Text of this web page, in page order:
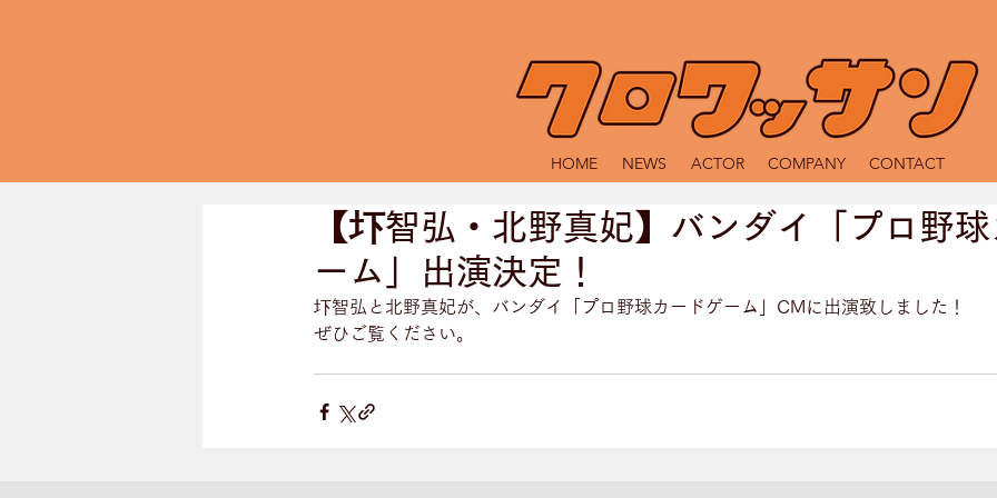
HOME NEWS ACTOR COMPANY CONTACT
【圷智弘・北野真妃】バンダイ「プロ野
ーム」出演決定！
圷智弘と北野真妃が、バンダイ「プロ野球カードゲーム」CMに出演致しました！
ぜひご覧ください。